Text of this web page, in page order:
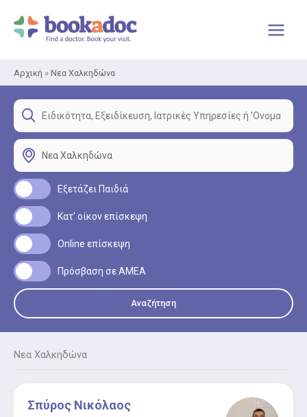
στο
περιεχόμενο
Αρχική » Νεα Χαλκηδώνα
Εξετάζει Παιδιά
Κατ' οίκον επίσκεψη
Online επίσκεψη
Πρόσβαση σε ΑΜΕΑ
Αναζήτηση
Νεα Χαλκηδώνα
Σπύρος Νικόλαος